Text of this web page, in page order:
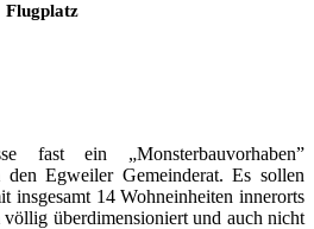
Flugplatz
fast ein „Monsterbauvorhaben”
den Egweiler Gemeinderat. Es sollen
insgesamt 14 Wohneinheiten innerorts
überdimensioniert und auch nicht